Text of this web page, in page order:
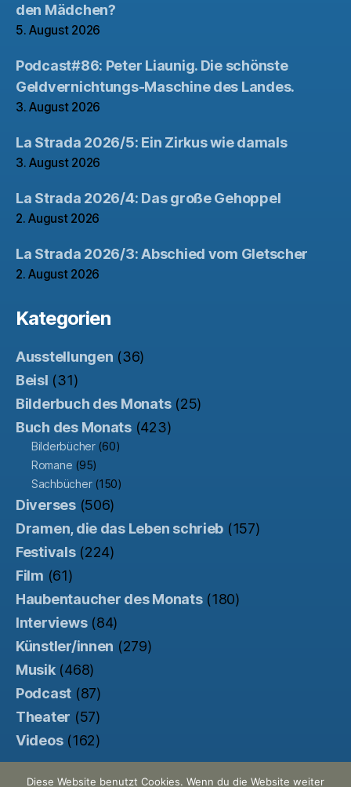
den Mädchen?
5. August 2026
Podcast#86: Peter Liaunig. Die schönste
Geldvernichtungs-Maschine des Landes.
3. August 2026
La Strada 2026/5: Ein Zirkus wie damals
3. August 2026
La Strada 2026/4: Das große Gehoppel
2. August 2026
La Strada 2026/3: Abschied vom Gletscher
2. August 2026
Kategorien
Ausstellungen (36)
Beisl (31)
Bilderbuch des Monats(25)
Buch des Monats(423)
Bilderbücher(60)
Romane (95)
Sachbücher(150)
Diverses(506)
Dramen, die das Leben schrieb (157)
Festivals(224)
Film (61)
Haubentaucher des Monats(180)
Interviews(84)
Künstler/innen (279)
Musik(468)
Podcast (87)
Theater (57)
Videos(162)
Diese Website benutzt Cookies. Wenn du die Website weiter